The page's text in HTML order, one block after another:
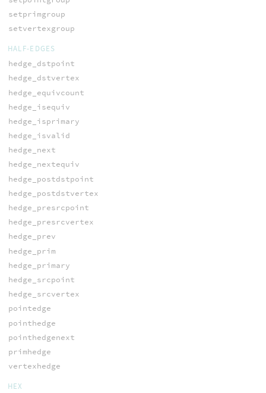
setprimgroup
setvertexgroup
HALF-EDGES
hedge_dstpoint
hedge_dstvertex
hedge_equivcount
hedge_isequiv
hedge_isprimary
hedge_isvalid
hedge_next
hedge_nextequiv
hedge_postdstpoint
hedge_postdstvertex
hedge_presrcpoint
hedge_presrcvertex
hedge_prev
hedge_prim
hedge_primary
hedge_srcpoint
hedge_srcvertex
pointedge
pointhedge
pointhedgenext
primhedge
vertexhedge
HEX